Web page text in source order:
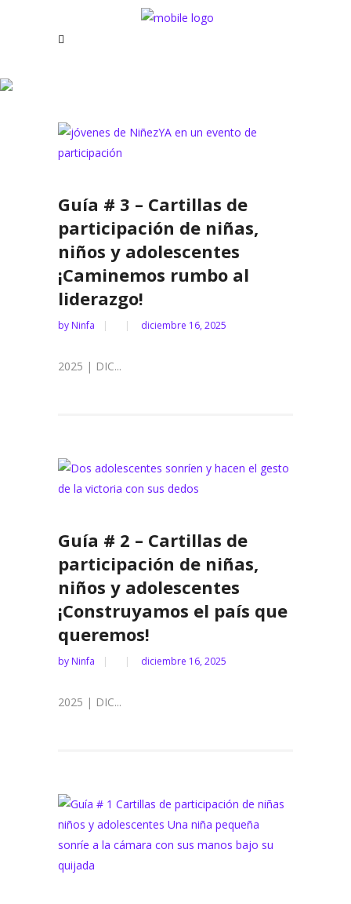
Guía # 3 – Cartillas de
participación de niñas,
niños y adolescentes
¡Caminemos rumbo al
liderazgo!
by Ninfa diciembre 16, 2025
2025 | DIC...
Guía # 2 – Cartillas de
participación de niñas,
niños y adolescentes
¡Construyamos el país que
queremos!
by Ninfa diciembre 16, 2025
2025 | DIC...